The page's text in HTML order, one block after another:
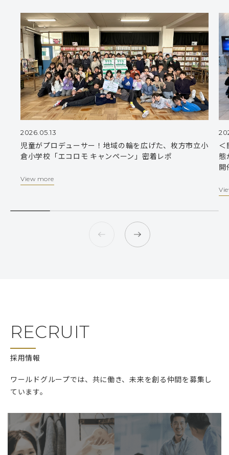
2026.05.13
児童がプロデューサー！地域の輪を広げた、枚方市立小
倉小学校「エコロモ キャンペーン」密着レポ
View more
＜
態
開
RECRUIT
採用情報
ワールドグループでは、共に働き、未来を創る仲間を募集し
ています。